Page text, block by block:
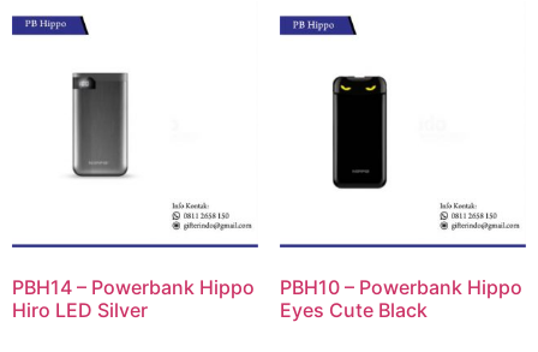
PBH14 – Powerbank Hippo
Hiro LED Silver
PBH10 – Powerbank Hippo
Eyes Cute Black